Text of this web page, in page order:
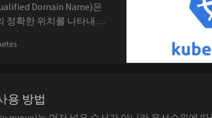
Domain Name)은
정확한 위치를 나타내는
자 역할을 합니다. FQDN
용 방법